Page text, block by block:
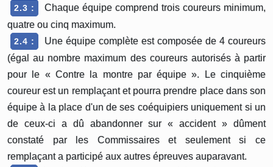
2.3 :
Chaque équipe comprend trois coureurs minimum,
quatre ou cinq maximum.
2.4 :
Une équipe complète est composée de 4 coureurs
(égal au nombre maximum des coureurs autorisés à partir
pour le « Contre la montre par équipe ». Le cinquième
coureur est un remplaçant et pourra prendre place dans son
équipe à la place d'un de ses coéquipiers uniquement si un
de ceux-ci a dû abandonner sur « accident » dûment
constaté par les Commissaires et seulement si ce
remplaçant a participé aux autres épreuves auparavant.